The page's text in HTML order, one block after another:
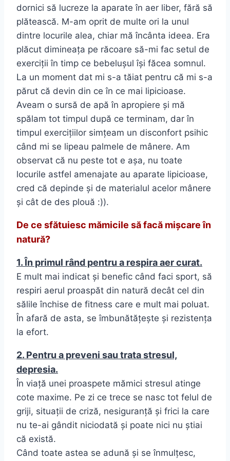
dornici să lucreze la aparate în aer liber, fără să
plătească. M-am oprit de multe ori la unul
dintre locurile alea, chiar mă încânta ideea. Era
plăcut dimineața pe răcoare să-mi fac setul de
exerciții în timp ce bebelușul își făcea somnul.
La un moment dat mi s-a tăiat pentru că mi s-a
părut că devin din ce în ce mai lipicioase.
Aveam o sursă de apă în apropiere și mă
spălam tot timpul după ce terminam, dar în
timpul exercițiilor simțeam un disconfort psihic
când mi se lipeau palmele de mânere. Am
observat că nu peste tot e așa, nu toate
locurile astfel amenajate au aparate lipicioase,
cred că depinde și de materialul acelor mânere
și cât de des plouă :)).
De ce sfătuiesc mămicile să facă mișcare în
natură?
1. În primul rând pentru a respira aer curat.
E mult mai indicat și benefic când faci sport, să
respiri aerul proaspăt din natură decât cel din
sălile închise de fitness care e mult mai poluat.
În afară de asta, se îmbunătățește și rezistența
la efort.
2. Pentru a preveni sau trata stresul,
depresia.
În viață unei proaspete mămici stresul atinge
cote maxime. Pe zi ce trece se nasc tot felul de
griji, situații de criză, nesiguranță și frici la care
nu te-ai gândit niciodată și poate nici nu știai
că există.
Când toate astea se adună și se înmulțesc,